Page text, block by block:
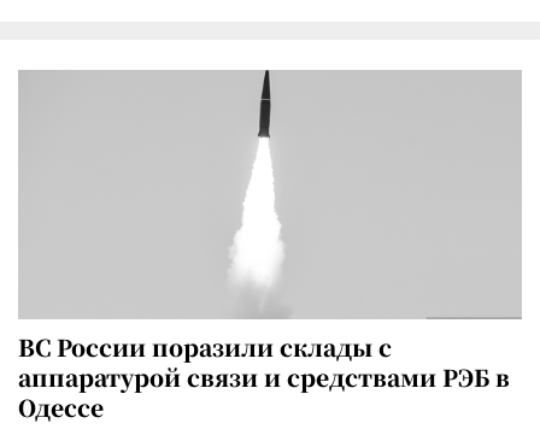
ВС России поразили склады с
аппаратурой связи и средствами РЭБ в
Одессе